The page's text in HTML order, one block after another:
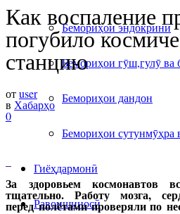
Бемориҳои эндокринӣ
Бемориҳои гӯш,гулӯ ва
Бемориҳои дандон
Бемориҳои сутунмӯҳра
Гиёҳдармонӣ
Равоншиносӣ
Как воспаление
погубило
станцию
отuser
в Хабарҳо
0
За здоровьем космонавтов
тщательно. Работу мозга,
перед полётами проверяли по